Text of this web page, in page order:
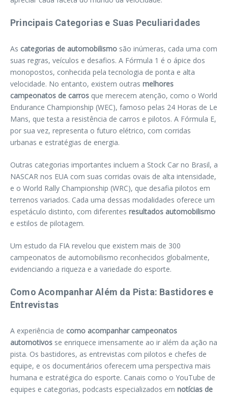
Principais Categorias e Suas Peculiaridades
As categorias de automobilismo são inúmeras, cada uma com
suas regras, veículos e desafios. A Fórmula 1 é o ápice dos
monopostos, conhecida pela tecnologia de ponta e alta
velocidade. No entanto, existem outras melhores
campeonatos de carros que merecem atenção, como o World
Endurance Championship (WEC), famoso pelas 24 Horas de Le
Mans, que testa a resistência de carros e pilotos. A Fórmula E,
por sua vez, representa o futuro elétrico, com corridas
urbanas e estratégias de energia.
Outras categorias importantes incluem a Stock Car no Brasil, a
NASCAR nos EUA com suas corridas ovais de alta intensidade,
e o World Rally Championship (WRC), que desafia pilotos em
terrenos variados. Cada uma dessas modalidades oferece um
espetáculo distinto, com diferentes resultados automobilismo
e estilos de pilotagem.
Um estudo da FIA revelou que existem mais de 300
campeonatos de automobilismo reconhecidos globalmente,
evidenciando a riqueza e a variedade do esporte.
Como Acompanhar Além da Pista: Bastidores e
Entrevistas
A experiência de como acompanhar campeonatos
automotivos se enriquece imensamente ao ir além da ação na
pista. Os bastidores, as entrevistas com pilotos e chefes de
equipe, e os documentários oferecem uma perspectiva mais
humana e estratégica do esporte. Canais como o YouTube de
equipes e categorias, podcasts especializados em notícias de